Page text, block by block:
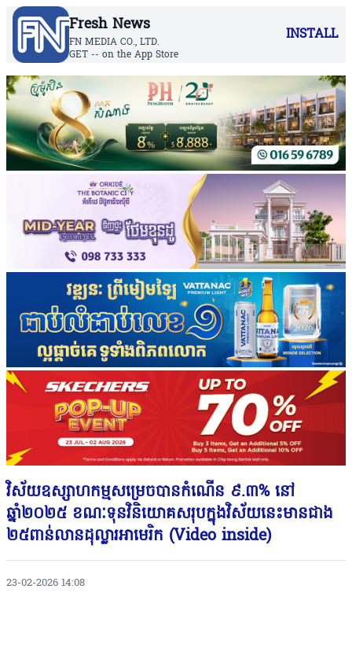
Fresh News
FN MEDIA CO., LTD.
GET -- on the App Store
INSTALL
វិស័យឧស្សាហកម្មសម្រេចបានកំណើន ៩.៣% នៅ
ឆ្នាំ២០២៥ ខណៈទុនវិនិយោគសរុបក្នុងវិស័យនេះមានជាង
២៥ពាន់លានដុល្លារអាមេរិក (Video inside)
23-02-2026 14:08